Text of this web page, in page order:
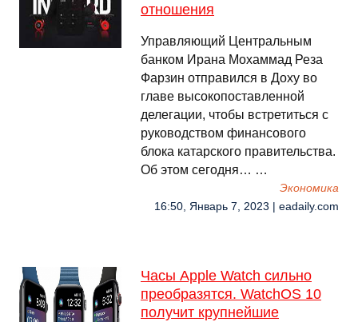
отношения
Управляющий Центральным
банком Ирана Мохаммад Реза
Фарзин отправился в Доху во
главе высокопоставленной
делегации, чтобы встретиться с
руководством финансового
блока катарского правительства.
Об этом сегодня… …
Экономика
16:50, Январь 7, 2023 | eadaily.com
Часы Apple Watch сильно
преобразятся. WatchOS 10
получит крупнейшие